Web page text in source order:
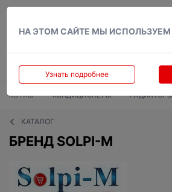
НА ЭТОМ САЙТЕ МЫ ИСПОЛЬЗУЕМ
Узнать подробнее
КОТЛЫ КОНДИЦИОНЕРЫ
КАТАЛОГ
БРЕНД SOLPI-M